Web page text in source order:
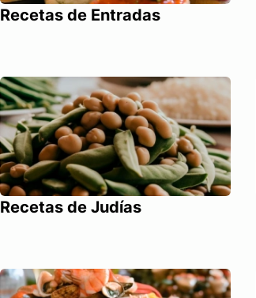
Recetas de Entradas
Recetas de Judías